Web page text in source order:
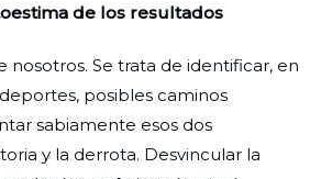
de los resultados
nosotros. Se trata de identificar, en
posibles caminos
sabiamente esos dos
y la derrota. Desvincular la